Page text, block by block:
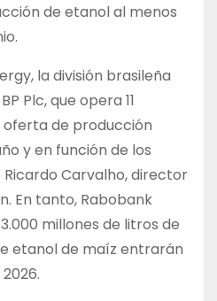
de etanol al menos
la división brasileña
Plc, que opera 11
de producción
y en función de los
Carvalho, director
En tanto, Rabobank
millones de litros de
etanol de maíz entrarán